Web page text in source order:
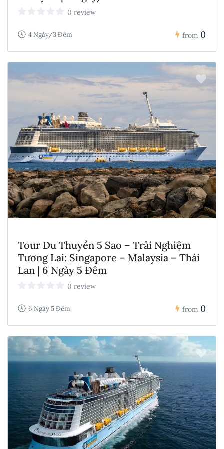
0 review
4 Ngày/3 Đêm from 0
Tour Du Thuyền 5 Sao – Trải Nghiệm
Tương Lai: Singapore – Malaysia – Thái
Lan | 6 Ngày 5 Đêm
0 review
6 Ngày 5 Đêm from 0